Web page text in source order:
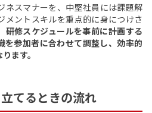
ネスマナーを、中堅社員には課題解
メントスキルを重点的に身につけさ
研修スケジュールを事前に計画する
を参加者に合わせて調整し、効率的
ます。
てるときの流れ